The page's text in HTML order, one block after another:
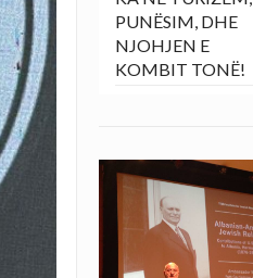
PUNËSIM, DHE
NJOHJEN E
KOMBIT TONË!